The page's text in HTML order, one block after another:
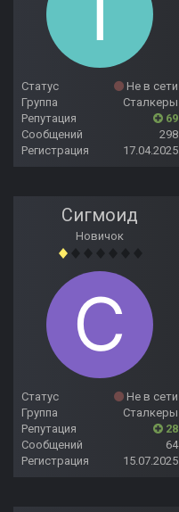
Статус
Не в сети
Группа
Сталкеры
Репутация
69
Сообщений
298
Регистрация
17.04.2025
Сигмоид
Новичок
Статус
Не в сети
Группа
Сталкеры
Репутация
28
Сообщений
64
Регистрация
15.07.2025